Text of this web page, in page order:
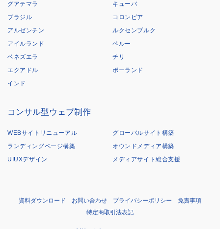
グアテマラ
キューバ
ブラジル
コロンビア
アルゼンチン
ルクセンブルク
アイルランド
ペルー
ベネズエラ
チリ
エクアドル
ポーランド
インド
コンサル型ウェブ制作
WEBサイトリニューアル
グローバルサイト構築
ランディングページ構築
オウンドメディア構築
UIUXデザイン
メディアサイト総合支援
資料ダウンロード お問い合わせ プライバシーポリシー
免責事項
特定商取引法表記